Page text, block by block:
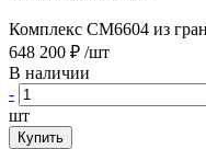
Комплекс CM6604 из
648 200 ₽ /шт
В наличии
-
шт
Купить